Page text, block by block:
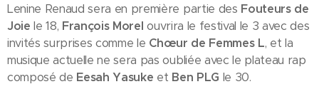
Lenine Renaud sera en première partie des Fouteurs de
Joie le 18, François Morelouvrira le festival le 3 avec des
invités surprises comme le Chœur de Femmes L, et la
musique actuelle ne sera pas oubliée avec le plateau rap
composé de Eesah Yasuke et Ben PLG le 30.